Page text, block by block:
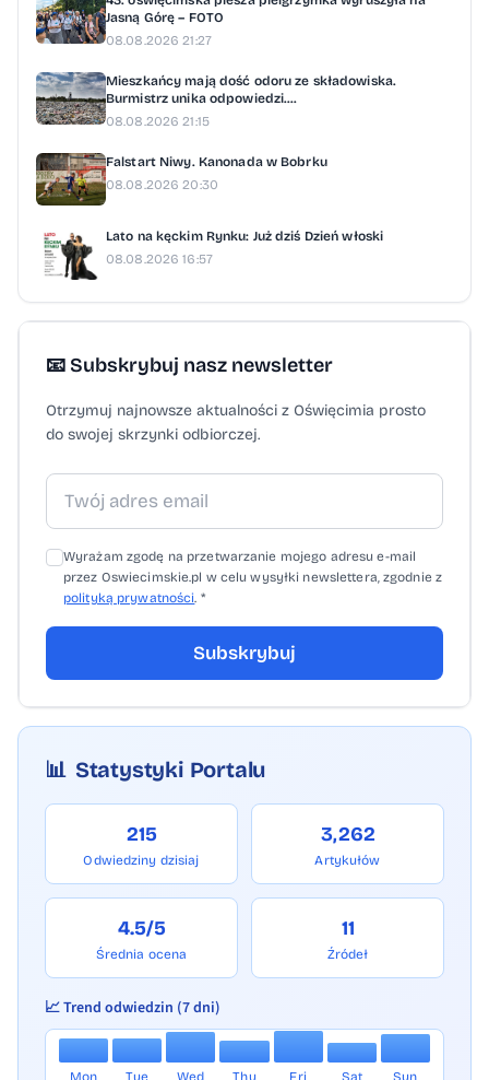
Jasną Górę – FOTO
08.08.2026 21:27
Mieszkańcy mają dość odoru ze składowiska.
Burmistrz unika odpowiedzi....
08.08.2026 21:15
Falstart Niwy. Kanonada w Bobrku
08.08.2026 20:30
Lato na kęckim Rynku: Już dziś Dzień włoski
08.08.2026 16:57
📧 Subskrybuj nasz newsletter
Otrzymuj najnowsze aktualności z Oświęcimia prosto
do swojej skrzynki odbiorczej.
Wyrażam zgodę na przetwarzanie mojego adresu e-mail
przez Oswiecimskie.pl w celu wysyłki newslettera, zgodnie z
polityką prywatności. *
Subskrybuj
📊 Statystyki Portalu
215
Odwiedziny dzisiaj
3,262
Artykułów
4.5/5
Średnia ocena
11
Źródeł
📈 Trend odwiedzin (7 dni)
Mon Tue Wed Thu Fri Sat Sun